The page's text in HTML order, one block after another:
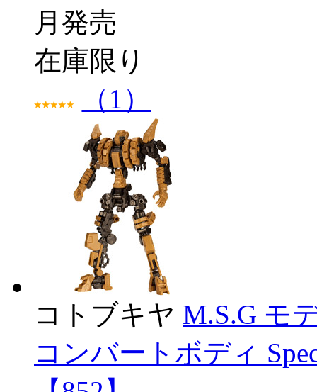
月発売
在庫限り
（1）
コトブキヤ M.S.G モ
コンバートボディ